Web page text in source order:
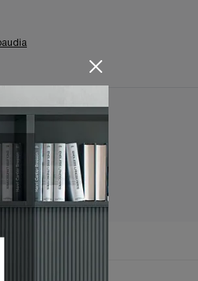
Sabaudia